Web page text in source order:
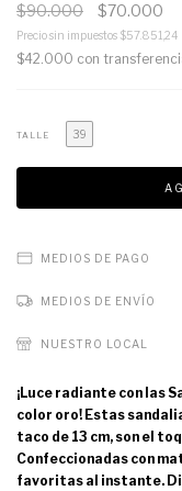
$90.000 $70.000
Precio sin impuestos $57.851,24
$42.000 con
TALLE 39
MEDIOS DE PAGO
MEDIOS DE ENVÍO
NUESTRO LOCAL
¡Luce radiante con las
color oro! Estas
taco de 13 cm, son el
Confeccionadas con
favoritas al instante.